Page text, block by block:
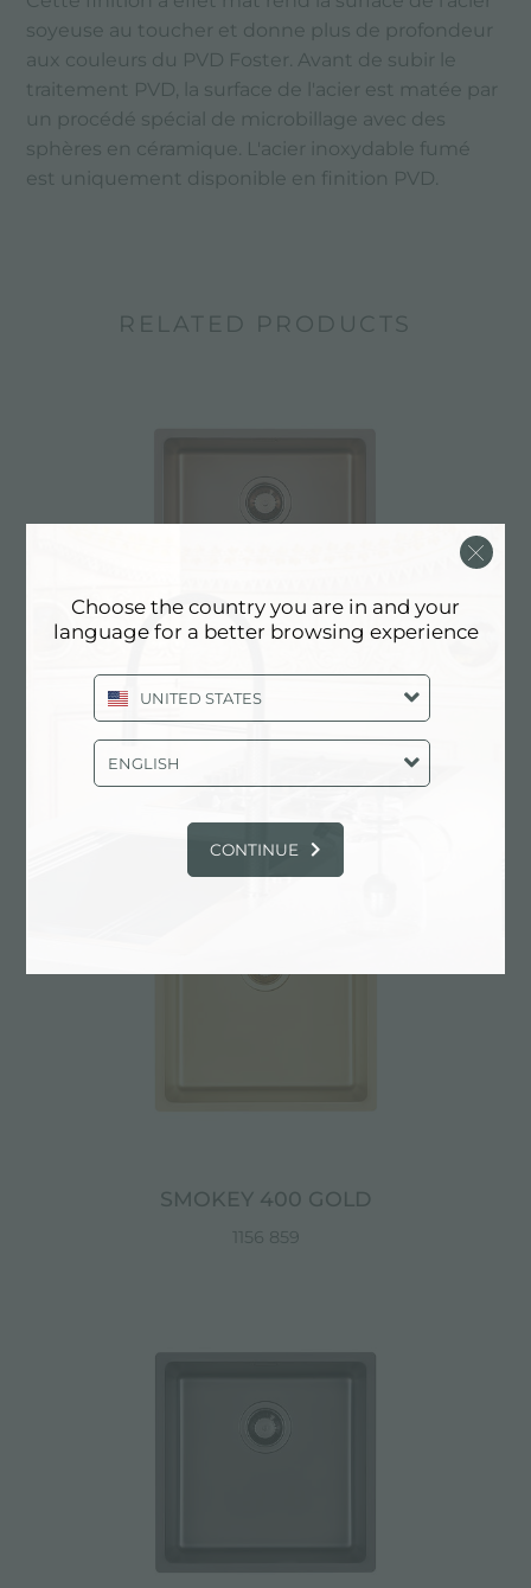
soyeuse au toucher et donne plus de profondeur
aux couleurs du PVD Foster. Avant de subir le
traitement PVD, la surface de l'acier est matée par
un procédé spécial de microbillage avec des
sphères en céramique. L'acier inoxydable fumé
est uniquement disponible en finition PVD.
RELATED PRODUCTS
SMOKEY 400 COPPER
SMOKEY 400 GOLD
1156 859
Choose the country you are in and your
language for a better browsing experience
UNITED STATES
ENGLISH
CONTINUE